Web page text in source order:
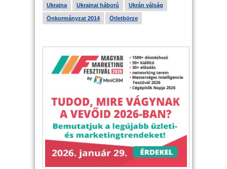
Ukrajna Ukrajnai háború Ukrán válság
Önkormányzat 2014 Ötletbörze